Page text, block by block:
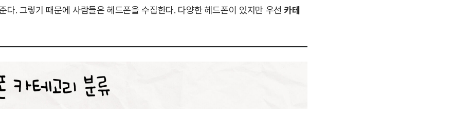
다. 그렇기 때문에 사람들은 헤드폰을 수집한다. 다양한 헤드폰이 있지만 우선 카테